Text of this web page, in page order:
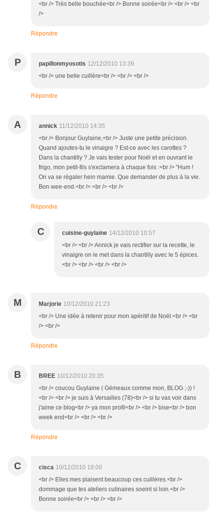
<br /> Très belle bouchée<br /> Bonne soirée<br /> <br /> <br
/>
Répondre
P papillonmyosotis 12/12/2010 13:39
<br /> une belle cuillère<br /> <br /> <br />
Répondre
A annick 11/12/2010 14:35
<br /> Bonjour Guylaine,<br /> Juste une petite précision.
Quand ajoutes-tu le vinaigre ? Est-ce avec les carottes ?
Dans la chantilly ? Je vais tester pour Noël et en ouvrant le
frigo, mon petit-fils s'exclamera à chaque fois :<br /> "Hum !
On va se régaler hein mamie. Que demander de plus à la vie.
Bon wee-end.<br /> <br /> <br />
Répondre
C cuisine-guylaine 14/12/2010 10:57
<br /> <br /> Annick je vais rectifier sur la recette, le
vinaigre on le met dans la chantilly avec le 5 épices.
<br /> <br /> <br /> <br />
M Marjorie 10/12/2010 21:23
<br /> Une idée à retenir pour mon apéritif de Noël.<br /> <br
/> <br />
Répondre
B BREE 10/12/2010 20:35
<br /> coucou Guylaine ( Gémeaux comme mon, BLOG ;-)) !
<br /> <br /> je suis à Versailles (78)<br /> si tu vas voir dans
j'aime ce blog<br /> ya mon profil<br /> <br /> bise<br /> bon
week end<br /> <br /> <br />
Répondre
C cisca 10/12/2010 18:00
<br /> Elles mes plaisent beaucoup ces cuillères.<br />
dommage que tes ateliers culinaires soeint si loin.<br />
Bonne soirée<br /> <br /> <br />